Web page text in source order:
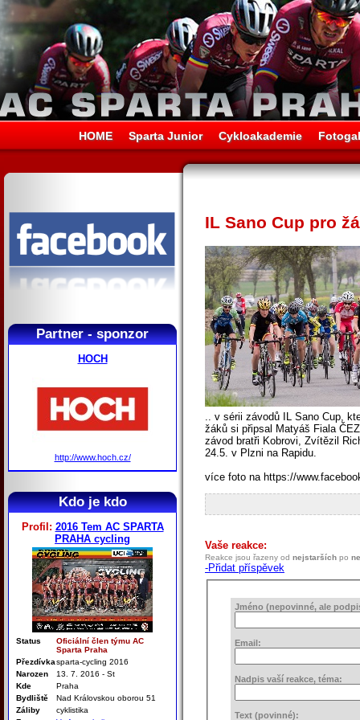
HOME Sparta Junior Cykloakademie
Partner - sponzor
HOCH
http://www.hoch.cz/
Kdo je kdo
Profil: 2016 Tem AC SPARTA
PRAHA cycling
Status
Oficiální člen týmu AC
Sparta Praha
Přezdívkasparta-cycling 2016
Narozen
13. 7. 2016 - St
Kde
Praha
Bydliště
Nad Královskou oborou 51
Záliby
cyklistika
IL Sano Cup pro
.. v sérii závodů IL Sano Cup,
žáků si připsal Matyáš Fiala
závod bratři Kobrovi, Zvítězil
24.5. v Plzni na Rapidu.
více foto na https://
Vaše reakce:
Reakce jsou řazeny od nejstarších po
-Přidat příspěvek
Jméno (nepovinné, ale
Email:
Nadpis vaší reakce, téma:
Text (povinné):